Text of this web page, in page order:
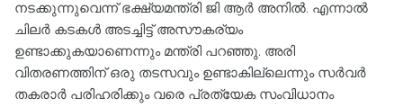
നടക്കുന്നുവെന്ന് ഭക്ഷ്യമന്ത്രി ജി ആര്‍ അനില്‍. എന്നാല്‍
ചിലര്‍ കടകള്‍ അടച്ചിട്ട് അസൗകര്യം
ഉണ്ടാക്കുകയാണെന്നും മന്ത്രി പറഞ്ഞു. അരി
വിതരണത്തിന് ഒരു തടസവും ഉണ്ടാകില്ലെന്നും സര്‍വര്‍
തകരാര്‍ പരിഹരിക്കും വരെ പ്രത്യേക സംവിധാനം